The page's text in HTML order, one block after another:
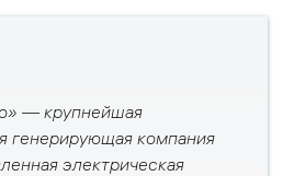
— крупнейшая
генерирующая компания
электрическая